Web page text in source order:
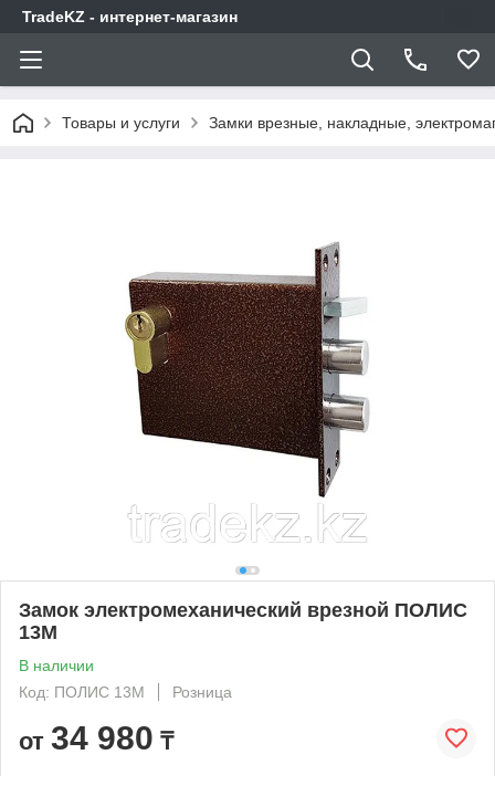
TradeKZ - интернет-магазин
Товары и услуги Замки врезные, накладные,
Замок электромеханический врезной ПОЛИС
13М
В наличии
Код: ПОЛИС 13М
Розница
от 34 980 ₸